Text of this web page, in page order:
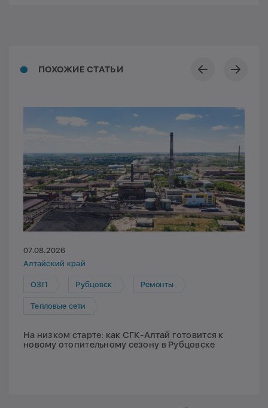
ПОХОЖИЕ СТАТЬИ
07.08.2026
Алтайский край
ОЗП Рубцовск Ремонты
Тепловые сети
На низком старте: как СГК-Алтай готовится к
новому отопительному сезону в Рубцовске